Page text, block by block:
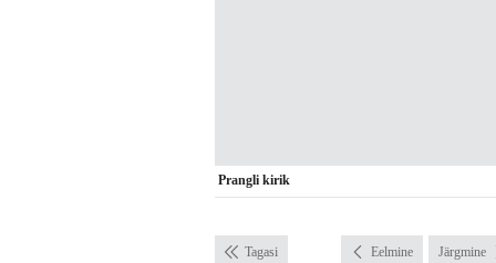
Prangli kirik
Tagasi Eelmine Järgmine